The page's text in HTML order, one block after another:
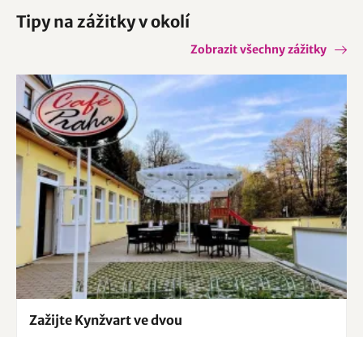
Tipy na zážitky v okolí
Zobrazit všechny zážitky
Zažijte Kynžvart ve dvou